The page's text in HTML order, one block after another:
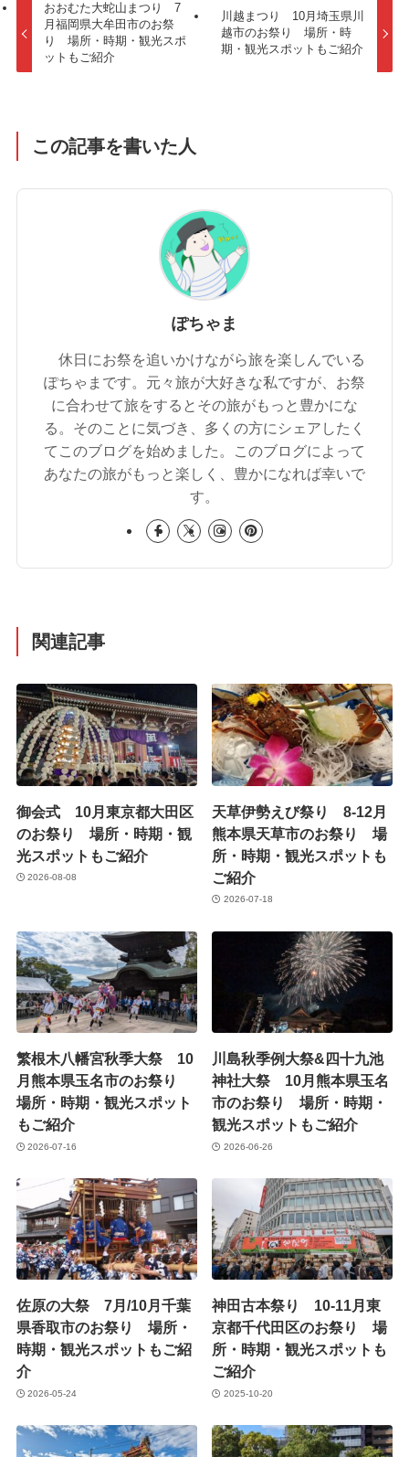
おおむた大蛇山まつり 7
月福岡県大牟田市のお祭
り 場所・時期・観光スポ
ットもご紹介
川越まつり 10月埼玉県川
越市のお祭り 場所・時
期・観光スポットもご紹介
この記事を書いた人
ぽちゃま
休日にお祭を追いかけながら旅を楽しんでいる
ぽちゃまです。元々旅が大好きな私ですが、お祭
に合わせて旅をするとその旅がもっと豊かにな
る。そのことに気づき、多くの方にシェアしたく
てこのブログを始めました。このブログによって
あなたの旅がもっと楽しく、豊かになれば幸いで
す。
関連記事
御会式 10月東京都大田区
のお祭り 場所・時期・観
光スポットもご紹介
2026-08-08
天草伊勢えび祭り 8-12月
熊本県天草市のお祭り 場
所・時期・観光スポットも
ご紹介
2026-07-18
繁根木八幡宮秋季大祭 10
月熊本県玉名市のお祭り
場所・時期・観光スポット
もご紹介
2026-07-16
川島秋季例大祭&四十九池
神社大祭 10月熊本県玉名
市のお祭り 場所・時期・
観光スポットもご紹介
2026-06-26
佐原の大祭 7月/10月千葉
県香取市のお祭り 場所・
時期・観光スポットもご紹
介
2026-05-24
神田古本祭り 10-11月東
京都千代田区のお祭り 場
所・時期・観光スポットも
ご紹介
2025-10-20